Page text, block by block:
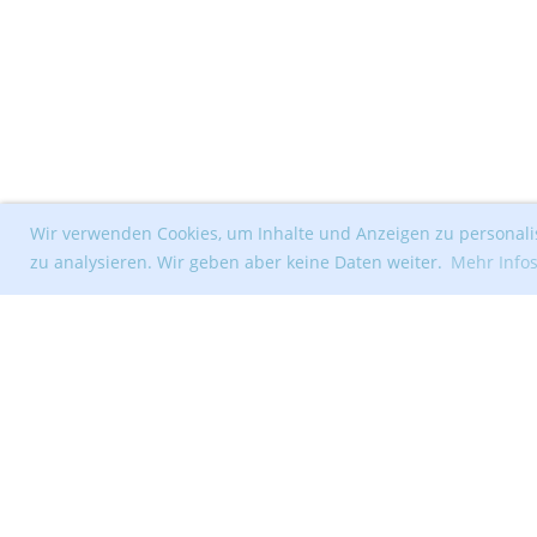
Wir verwenden Cookies, um Inhalte und Anzeigen zu
zu analysieren. Wir geben aber keine Daten weiter. Mehr Infos